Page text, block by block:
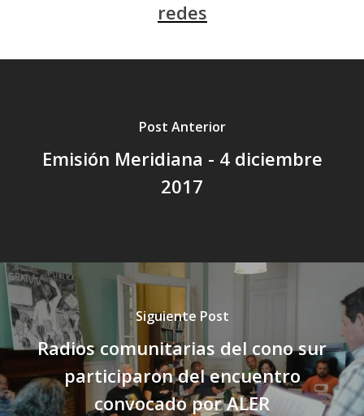
redes
Post Anterior
Emisión Meridiana - 4 diciembre
2017
Siguiente Post
Radios comunitarias del cono sur
participaron del encuentro
convocado por ALER